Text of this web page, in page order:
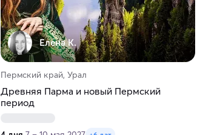
Елена К.
Пермский край, Урал
Древняя Парма и новый Пермский
период